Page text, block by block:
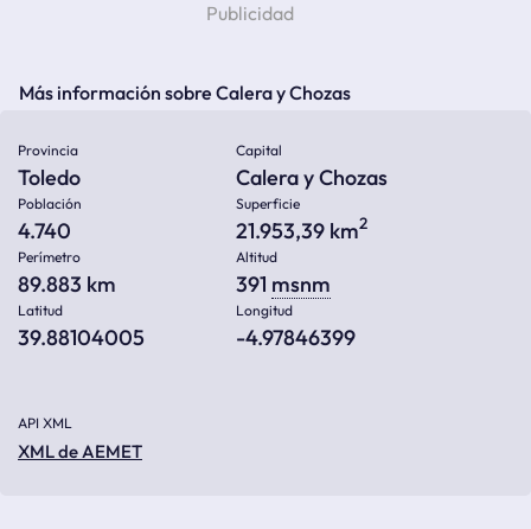
Más información sobre Calera y Chozas
Provincia
Toledo
Capital
Calera y Chozas
Población
4.740
Superficie
21.953,39 km2
Perímetro
89.883 km
Altitud
391 msnm
Latitud
39.88104005
Longitud
-4.97846399
API XML
XML de AEMET